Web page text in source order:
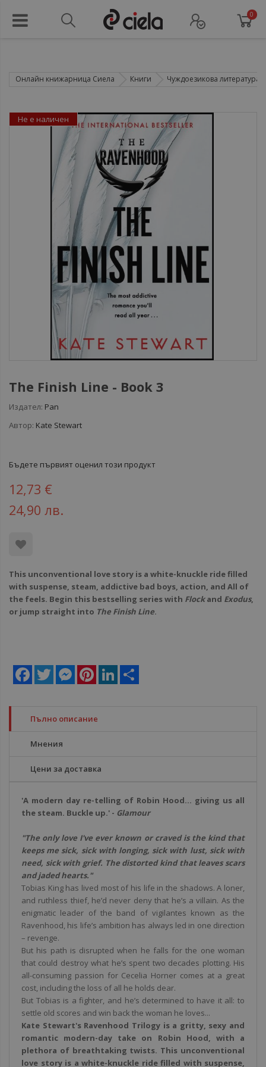
0
Онлайн книжарница Сиела Книги Чуждоезикова литература
The Finish Line - Book 3
Издател: Pan
Автор: Kate Stewart
Бъдете първият оценил този продукт
12,73 €
24,90 лв.
This unconventional love story is a white-knuckle ride filled
with suspense, steam, addictive bad boys, action, and All of
the feels. Begin this bestselling series with Flockand Exodus,
or jump straight into The Finish Line.
Facebook
Twitter MessengerPinterestLinkedIn
Не е наличен
Пълно описание
Мнения
Цени за доставка
'A modern day re-telling of Robin Hood... giving us all
the steam. Buckle up.' - Glamour
"The only love I've ever known or craved is the kind that
keeps me sick, sick with longing, sick with lust, sick with
need, sick with grief. The distorted kind that leaves scars
and jaded hearts."
Tobias King has lived most of his life in the shadows. A loner,
and ruthless thief, he’d never deny that he’s a villain. As the
enigmatic leader of the band of vigilantes known as the
Ravenhood, his life’s ambition has always led in one direction
– revenge.
But his path is disrupted when he falls for the one woman
that could destroy what he’s spent two decades plotting. His
all-consuming passion for Cecelia Horner comes at a great
cost, including the loss of all he holds dear.
But Tobias is a fighter, and he’s determined to have it all: to
settle old scores and win back the woman he loves...
Kate Stewart's Ravenhood Trilogy is a gritty, sexy and
romantic modern-day take on Robin Hood, with a
plethora of breathtaking twists. This unconventional
love story is a white-knuckle ride filled with suspense,